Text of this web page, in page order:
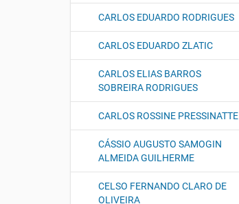
CARLOS EDUARDO RODRIGUES
CARLOS EDUARDO ZLATIC
CARLOS ELIAS BARROS
SOBREIRA RODRIGUES
CARLOS ROSSINE PRESSINATTE
CÁSSIO AUGUSTO SAMOGIN
ALMEIDA GUILHERME
CELSO FERNANDO CLARO DE
OLIVEIRA